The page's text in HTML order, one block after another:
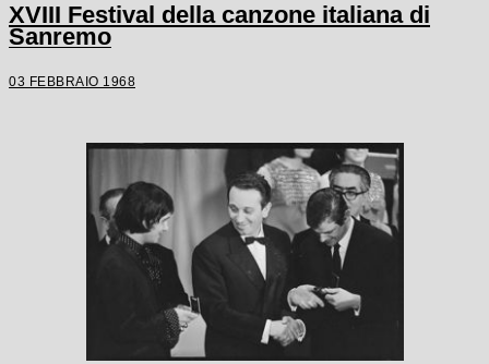
XVIII Festival della canzone italiana di
Sanremo
03 FEBBRAIO 1968